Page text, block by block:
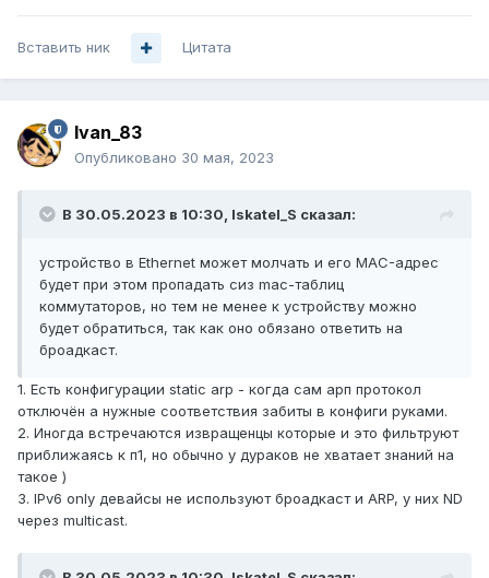
Вставить ник Цитата
Ivan_83
Опубликовано 30 мая, 2023
В 30.05.2023 в 10:30, Iskatel_S сказал:
устройство в Ethernet может молчать и его MAC-адрес
будет при этом пропадать сиз mac-таблиц
коммутаторов, но тем не менее к устройству можно
будет обратиться, так как оно обязано ответить на
броадкаст.
1. Есть конфигурации static arp - когда сам арп протокол
отключён а нужные соответствия забиты в конфиги руками.
2. Иногда встречаются извращенцы которые и это фильтруют
приближаясь к п1, но обычно у дураков не хватает знаний на
такое )
3. IPv6 only девайсы не используют броадкаст и ARP, у них ND
через multicast.